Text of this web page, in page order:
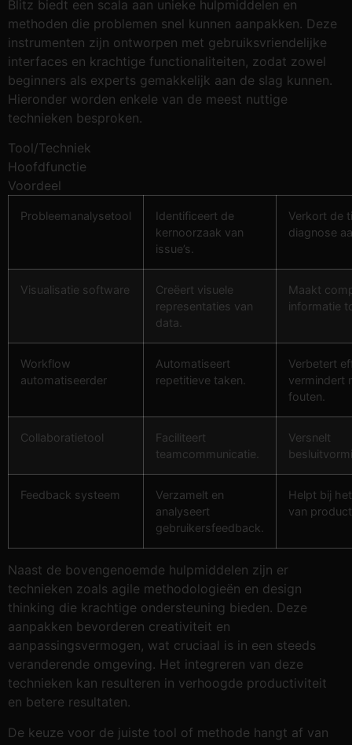
Blitz biedt een scala aan unieke hulpmiddelen en
methoden die problemen snel kunnen aanpakken. Deze
instrumenten zijn ontworpen met gebruiksvriendelijke
interfaces en krachtige functionaliteiten, zodat zowel
beginners als experts gemakkelijk aan de slag kunnen.
Hieronder worden enkele van de meest nuttige
technieken besproken.
Tool/Techniek
Hoofdfunctie
Voordeel
Probleemanalysetool
Identificeert de
kernoorzaak van
issue’s.
Verkort de
diagnose
Visualisatie software
Creëert visuele
representaties van
data.
Maakt
informatie
Workflow
automatiseerder
Automatiseert
repetitieve taken.
Verbetert
vermindert
fouten.
Collaboratietool
Faciliteert
teamcommunicatie.
Versnelt
Feedback systeem
Verzamelt en
analyseert
gebruikersfeedback.
Helpt bij
van
Naast de bovengenoemde hulpmiddelen zijn er
technieken zoals agile methodologieën en design
thinking die krachtige ondersteuning bieden. Deze
aanpakken bevorderen creativiteit en
aanpassingsvermogen, wat cruciaal is in een steeds
veranderende omgeving. Het integreren van deze
technieken kan resulteren in verhoogde productiviteit
en betere resultaten.
De keuze voor de juiste tool of methode hangt af van